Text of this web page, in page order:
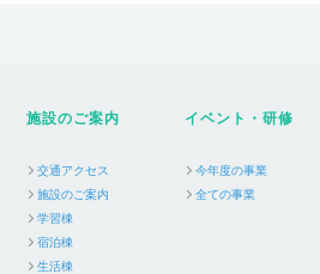
施設のご案内
交通アクセス
施設のご案内
学習棟
宿泊棟
生活棟
イベント・研修
今年度の事業
全ての事業